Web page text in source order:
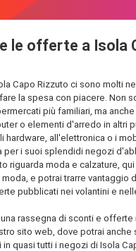
le offerte a Isola
Capo Rizzuto ci sono molti
la spesa con piacere. Non
più familiari, ma
o elementi d'arredo in altri
hardware, all'elettronica o i
per i suoi splendidi negozi
riguarda moda e calzature,
e potrai trarre vantaggio
pubblicati nei volantini e
rassegna di sconti e offerte
sito web, dove potrai anche
quasi tutti i negozi di Isola